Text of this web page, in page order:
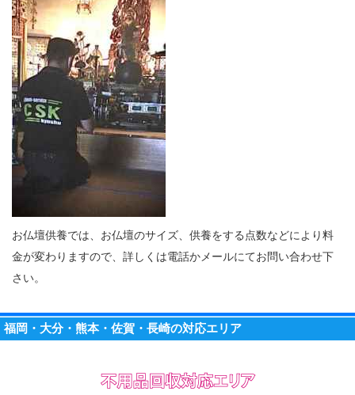
お仏壇供養では、お仏壇のサイズ、供養をする点数などにより料
金が変わりますので、詳しくは電話かメールにてお問い合わせ下
さい。
福岡・大分・熊本・佐賀・長崎の対応エリア